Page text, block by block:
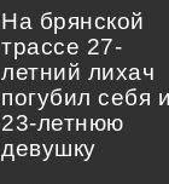
На брянской
трассе 27-
летний лихач
погубил себя и
23-летнюю
девушку